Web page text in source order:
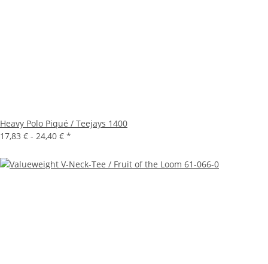
Heavy Polo Piqué / Teejays 1400
17,83 € - 24,40 € *